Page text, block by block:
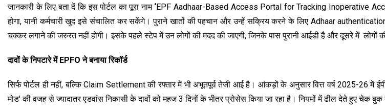
जानकारी के लिए बता दें कि इस पोर्टल का पूरा नाम ‘EPF Aadhaar-Based Access Portal for Tracking Inoperative
होगा, यानी कर्मचारी खुद इसे संचालित कर सकेंगे। पुराने खातों की पहचान और उन्हें सक्रिय करने के लिए Adhaar
चक्कर लगाने की जरुरत नहीं होगी। इसके पहले स्टेप में उन लोगों की मदद की जाएगी, जिनके पास पुरानी आईडी है और दूसरे में लोगों
दावों के निपटारे में EPFO ने बनाया रिकॉर्ड
सिर्फ पोर्टल ही नहीं, बल्कि Claim Settlement की रफ्तार में भी अभूतपूर्व तेजी आई है। आंकड़ों के अनुसार वित्त वर्ष 2025-26 में
मोड' की वजह से ज्यादातर एडवांस निकासी के दावों को महज 3 दिनों के भीतर प्रोसेस किया जा रहा है। नियमों में ढील देते हुए